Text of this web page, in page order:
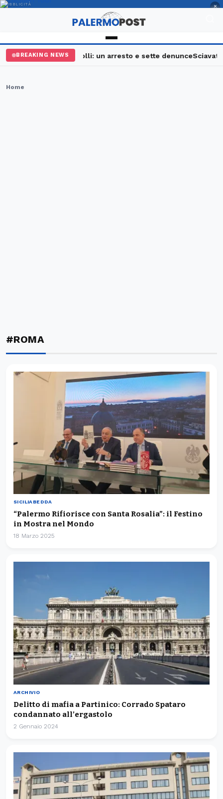
PUBBLICITÀ ×
BREAKING NEWS
maxi controlli: un arresto e sette denunceSciavata
Home
#ROMA
SICILIABEDDA
“Palermo Rifiorisce con Santa Rosalia”: il Festino
in Mostra nel Mondo
18 Marzo 2025
ARCHIVIO
Delitto di mafia a Partinico: Corrado Spataro
condannato all’ergastolo
2 Gennaio 2024